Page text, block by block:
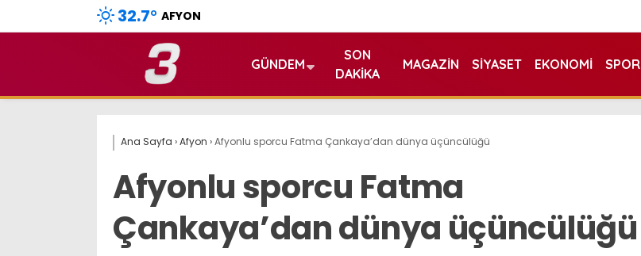
32.7° AFYON
GÜNDEM
SON
DAKIKA
MAGAZIN SIYASET EKONOMI SPOR
Ana Sayfa ›Afyon ›Afyonlu sporcu Fatma Çankaya’dan dünya üçüncülüğü
Afyonlu sporcu Fatma
Çankaya’dan dünya üçüncülüğü